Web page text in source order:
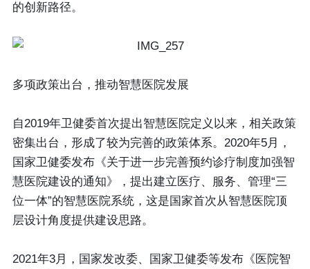
的创新路径。
多项政策出台， 推动智慧医院发展
自2019年卫健委首次提出智慧医院定义以来，相关政策
密集出台，形成了较为完善的政策体系。2020年5月，
国家卫健委发布《关于进一步完善预约诊疗制度加强智
慧医院建设的通知》，提出建立医疗、服务、管理“三
位一体”的智慧医院系统，这是国家首次从智慧医院顶
层设计角度提供建设思路。
2021年3月，国家发改委、国家卫健委等发布《医院智